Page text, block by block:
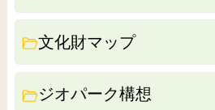
文化財マップ
ジオパーク構想